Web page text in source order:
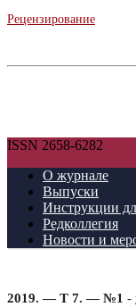
Рецензирование
ISSN 2658-6282
О журнале
Выпуски
Инструкции
Редколлегия
Новости и
2019. — Т 7. — №1 -